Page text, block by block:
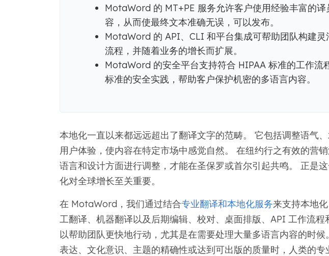
MotaWord 的 MT+PE 服务允许客户使用经验丰富的译
容，从而使最终文本准确无误，可以发布。
MotaWord 的 API、CLI 和平台集成可帮助团队构建灵
流程，并随着业务的增长而扩展。
MotaWord 的安全平台支持符合 HIPAA 标准的工作流
标准的安全实践，帮助客户保护机密的多语言内容。
本地化一直以来都远远超出了翻译文字的范畴。 它包括调整语气
用户体验，使内容在特定市场中感觉自然。 在纽约行之有效的营销
语言和设计方面进行调整，才能在圣保罗或首尔引起共鸣。 正是
化对全球增长至关重要。
在 MotaWord，我们通过结合专业翻译和本地化服务来支持本地
工翻译、机器翻译以及后期编辑、校对、桌面排版、API 工作流
以帮助团队更快地行动，尤其是在需要处理大量多语言内容的时
表达、文化意识、主题的精确性或达到可出版的质量时，人类的专